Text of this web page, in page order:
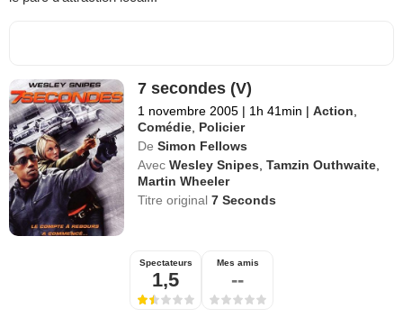
7 secondes (V)
1 novembre 2005 | 1h 41min | Action
Comédie Policier
De Simon Fellows
Avec Wesley Snipes ,Tamzin Outhwaite
Martin Wheeler
Titre original7 Seconds
Spectateurs
1,5
Mes amis
--